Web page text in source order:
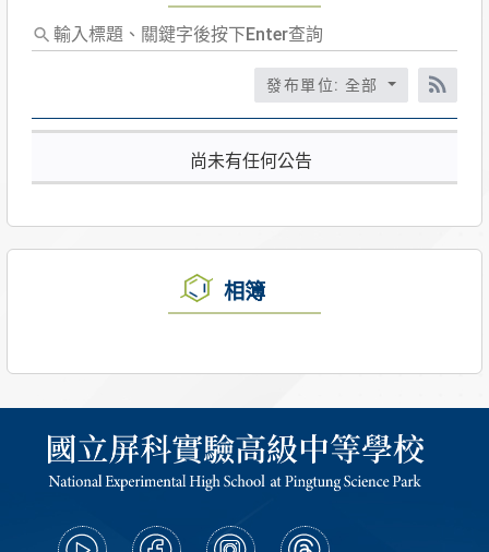
輸
入
關
字
發布單位: 全部
RSS
尚未有任何公告
相簿